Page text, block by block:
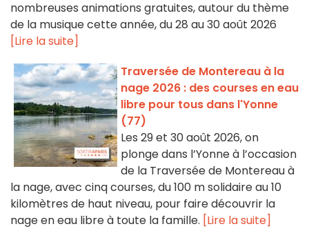
nombreuses animations gratuites, autour du thème
de la musique cette année, du 28 au 30 août 2026
[Lire la suite]
Traversée de Montereau à la
nage 2026 : des courses en eau
libre pour tous dans l'Yonne
(77)
Les 29 et 30 août 2026, on
plonge dans l’Yonne à l’occasion
de la Traversée de Montereau à
la nage, avec cinq courses, du 100 m solidaire au 10
kilomètres de haut niveau, pour faire découvrir la
nage en eau libre à toute la famille. [Lire la suite]